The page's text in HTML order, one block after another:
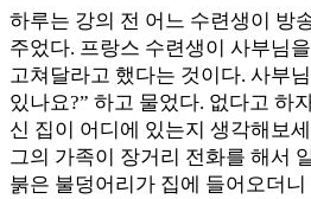
하루는 강의 전 어느 수련생이 방
주었다. 프랑스 수련생이 사부님
고쳐달라고 했다는 것이다. 사부
있나요?” 하고 물었다. 없다고 하
신 집이 어디에 있는지 생각해보
그의 가족이 장거리 전화를 해서
붉은 불덩어리가 집에 들어오더니